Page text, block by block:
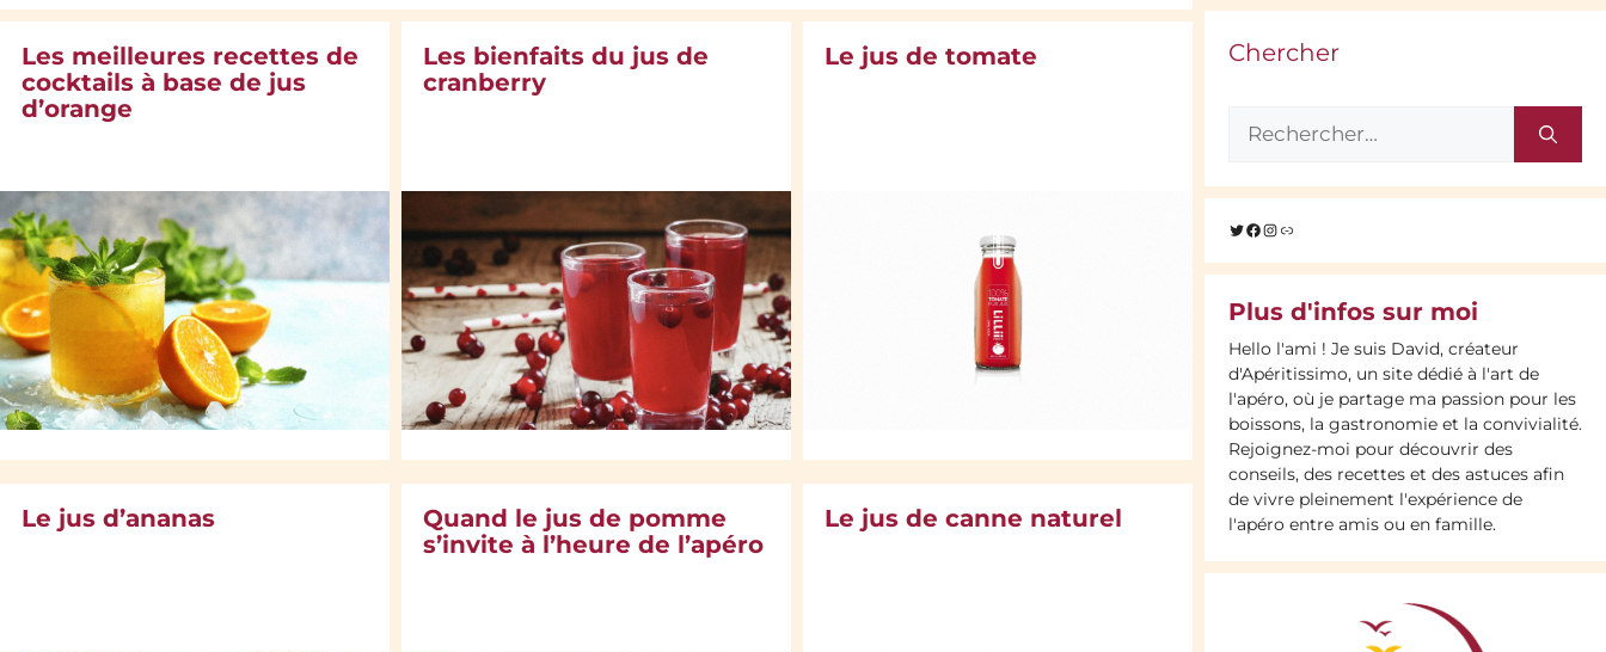
Les meilleures recettes de
cocktails à base de jus
d’orange
Les bienfaits du jus de
cranberry
Le jus de tomate
Le jus d’ananas
Quand le jus de pomme
s’invite à l’heure de l’apéro
Le jus de canne naturel
Chercher
Rechercher :
Twitter
Facebook
Instagram
Lien
Plus d'infos sur moi
Hello l'ami ! Je suis David, créateur
d'Apéritissimo, un site dédié à l'art de
l'apéro, où je partage ma passion pour les
boissons, la gastronomie et la convivialité.
Rejoignez-moi pour découvrir des
conseils, des recettes et des astuces afin
de vivre pleinement l'expérience de
l'apéro entre amis ou en famille.